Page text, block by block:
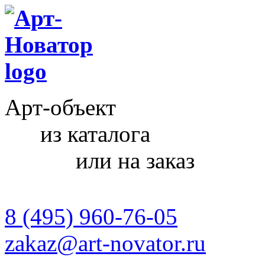
Арт-объект
из каталога
или на заказ
8 (495) 960-76-05
zakaz@art-novator.ru